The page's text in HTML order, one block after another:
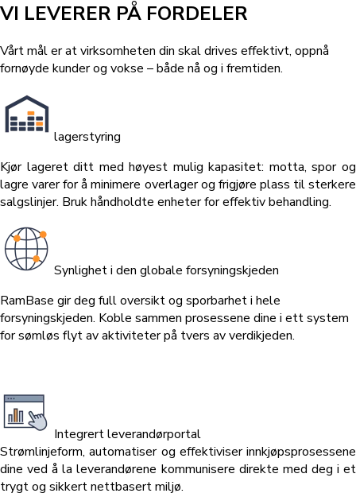
VI LEVERER PÅ FORDELER
Vårt mål er at virksomheten din skal drives effektivt, oppnå
fornøyde kunder og vokse – både nå og i fremtiden.
lagerstyring
Kjør lageret ditt med høyest mulig kapasitet: motta, spor og
lagre varer for å minimere overlager og frigjøre plass til sterkere
salgslinjer. Bruk håndholdte enheter for effektiv behandling.
Synlighet i den globale forsyningskjeden
RamBase gir deg full oversikt og sporbarhet i hele
forsyningskjeden. Koble sammen prosessene dine i ett system
for sømløs flyt av aktiviteter på tvers av verdikjeden.
Integrert leverandørportal
Strømlinjeform, automatiser og effektiviser innkjøpsprosessene
dine ved å la leverandørene kommunisere direkte med deg i et
trygt og sikkert nettbasert miljø.